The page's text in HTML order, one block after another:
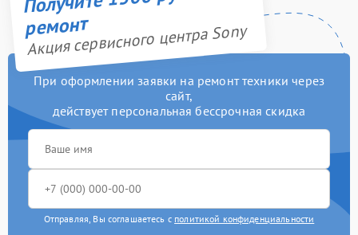
ремонт
Акция сервисного центра Sony
При оформлении заявки на ремонт техники через
сайт,
действует персональная бессрочная скидка
Отправляя, Вы соглашаетесь с политикой конфиденциальности